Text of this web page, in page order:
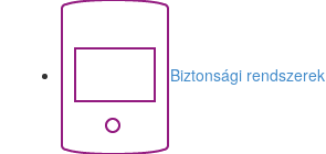
Biztonsági rendszerek